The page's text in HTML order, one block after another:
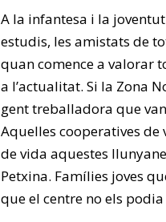
A la infantesa i la
estudis, les amistats de
quan comence a valorar
a l’actualitat. Si la Zona
gent treballadora que
Aquelles cooperatives de
de vida aquestes
Petxina. Famílies joves
que el centre no els